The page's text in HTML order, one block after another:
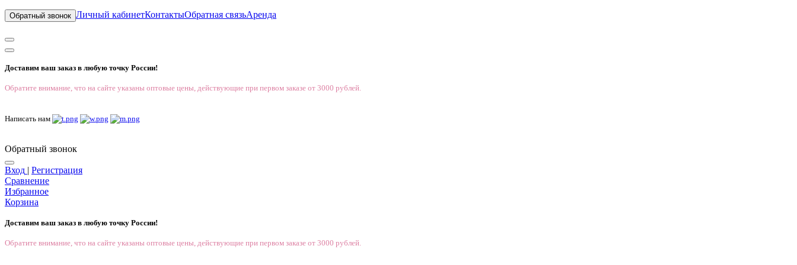
Обратный звонок Личный кабинетКонтактыОбратная связьАренда
Доставим ваш заказ в любую точку России!
Обратите внимание, что на сайте указаны оптовые цены, действующие при первом заказе от 3000 рублей.
Написать нам
Обратный звонок
Вход | Регистрация
Сравнение
Избранное
Корзина
Доставим ваш заказ в любую точку России!
Обратите внимание, что на сайте указаны оптовые цены, действующие при первом заказе от 3000 рублей.